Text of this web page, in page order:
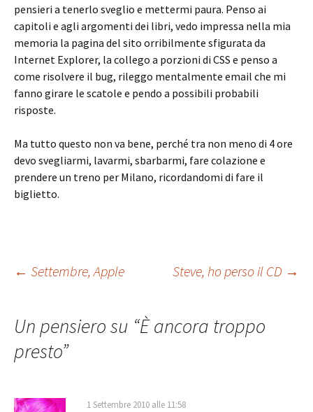
pensieri a tenerlo sveglio e mettermi paura. Penso ai
capitoli e agli argomenti dei libri, vedo impressa nella mia
memoria la pagina del sito orribilmente sfigurata da
Internet Explorer, la collego a porzioni di CSS e penso a
come risolvere il bug, rileggo mentalmente email che mi
fanno girare le scatole e pendo a possibili probabili
risposte.
Ma tutto questo non va bene, perché tra non meno di 4 ore
devo svegliarmi, lavarmi, sbarbarmi, fare colazione e
prendere un treno per Milano, ricordandomi di fare il
biglietto.
Navigazione
articolo
← Settembre, Apple Steve, ho perso il CD →
Un pensiero su “È ancora troppo
presto”
1 Settembre 2010 alle 11:58